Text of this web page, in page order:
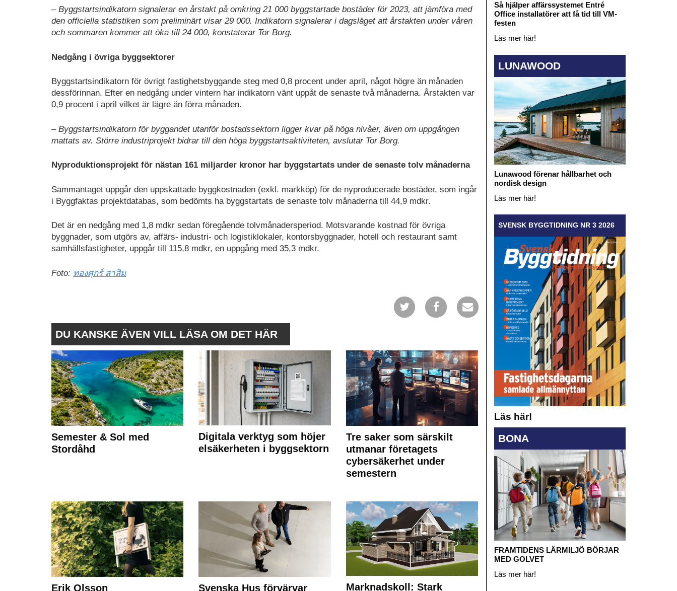
– Byggstartsindikatorn signalerar en årstakt på omkring 21 000 byggstartade bostäder för 2023, att jämföra med
den officiella statistiken som preliminärt visar 29 000. Indikatorn signalerar i dagsläget att årstakten under våren
och sommaren kommer att öka till 24 000, konstaterar Tor Borg.
Nedgång i övriga byggsektorer
Byggstartsindikatorn för övrigt fastighetsbyggande steg med 0,8 procent under april, något högre än månaden
dessförinnan. Efter en nedgång under vintern har indikatorn vänt uppåt de senaste två månaderna. Årstakten var
0,9 procent i april vilket är lägre än förra månaden.
– Byggstartsindikatorn för byggandet utanför bostadssektorn ligger kvar på höga nivåer, även om uppgången
mattats av. Större industriprojekt bidrar till den höga byggstartsaktiviteten, avslutar Tor Borg.
Nyproduktionsprojekt för nästan 161 miljarder kronor har byggstartats under de senaste tolv månaderna
Sammantaget uppgår den uppskattade byggkostnaden (exkl. markköp) för de nyproducerade bostäder, som ingår
i Byggfaktas projektdatabas, som bedömts ha byggstartats de senaste tolv månaderna till 44,9 mdkr.
Det är en nedgång med 1,8 mdkr sedan föregående tolvmånadersperiod. Motsvarande kostnad för övriga
byggnader, som utgörs av, affärs- industri- och logistiklokaler, kontorsbyggnader, hotell och restaurant samt
samhällsfastigheter, uppgår till 115,8 mdkr, en uppgång med 35,3 mdkr.
Foto: ทองศุกร์ สาสิม
DU KANSKE ÄVEN VILL LÄSA OM DET HÄR
Semester & Sol med
Stordåhd
Digitala verktyg som höjer
elsäkerheten i byggsektorn
Tre saker som särskilt
utmanar företagets
cybersäkerhet under
semestern
Erik Olsson Svenska Hus förvärvar Marknadskoll: Stark
Så hjälper affärssystemet Entré
Office installatörer att få tid till VM-
festen
Läs mer här!
LUNAWOOD
Lunawood förenar hållbarhet och
nordisk design
Läs mer här!
SVENSK BYGGTIDNING NR 3 2026
Läs här!
BONA
FRAMTIDENS LÄRMILJÖ BÖRJAR
MED GOLVET
Läs mer här!